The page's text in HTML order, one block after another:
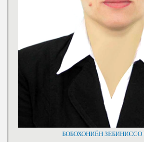
БОБОХОНИЁН ЗЕБИНИССО